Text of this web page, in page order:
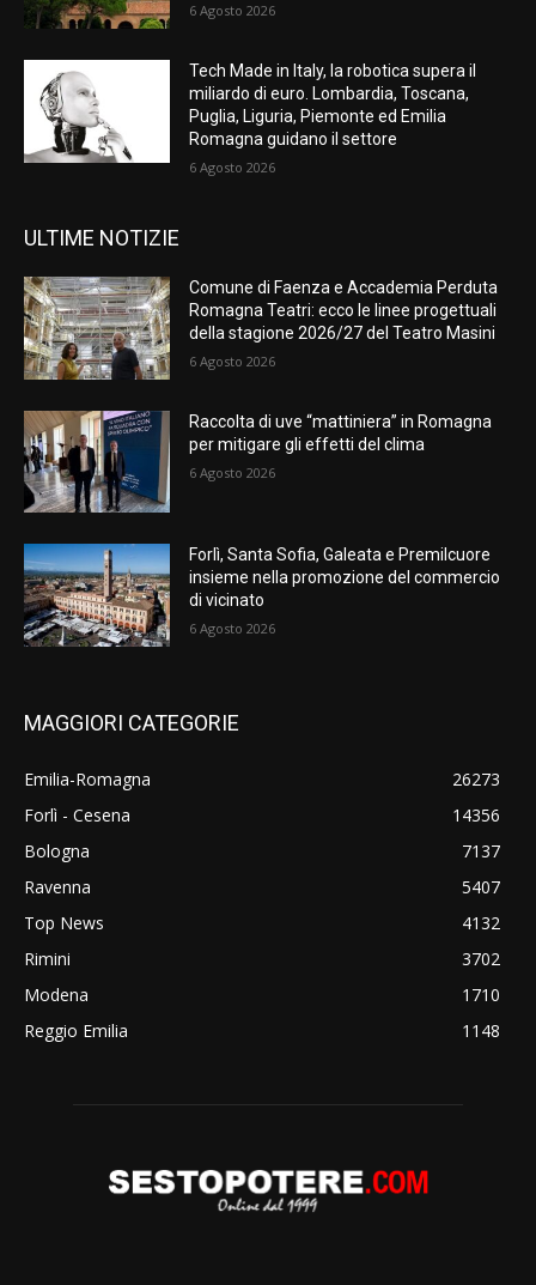
6 Agosto 2026
Tech Made in Italy, la robotica supera il
miliardo di euro. Lombardia, Toscana,
Puglia, Liguria, Piemonte ed Emilia
Romagna guidano il settore
6 Agosto 2026
ULTIME NOTIZIE
Comune di Faenza e Accademia Perduta
Romagna Teatri: ecco le linee progettuali
della stagione 2026/27 del Teatro Masini
6 Agosto 2026
Raccolta di uve “mattiniera” in Romagna
per mitigare gli effetti del clima
6 Agosto 2026
Forlì, Santa Sofia, Galeata e Premilcuore
insieme nella promozione del commercio
di vicinato
6 Agosto 2026
MAGGIORI CATEGORIE
Emilia-Romagna
26273
Forlì - Cesena
14356
Bologna
7137
Ravenna
5407
Top News
4132
Rimini
3702
Modena
1710
Reggio Emilia
1148